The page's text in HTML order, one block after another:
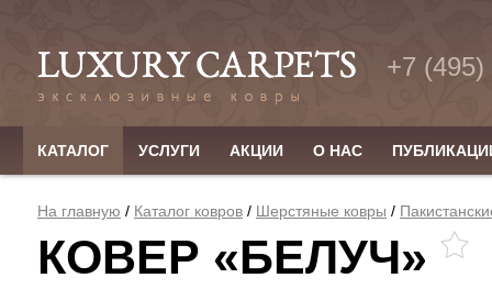
+7 (495)
КАТАЛОГ УСЛУГИ АКЦИИ О НАС
На главную / Каталог ковров / Шерстяные ковры /
КОВЕР «БЕЛУЧ»